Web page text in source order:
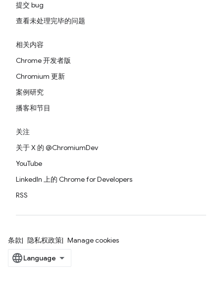
提交 bug
查看未处理完毕的问题
相关内容
Chrome 开发者版
Chromium 更新
案例研究
播客和节目
关注
关于 X 的 @ChromiumDev
YouTube
LinkedIn 上的 Chrome for Developers
RSS
条款 隐私权政策 Manage cookies